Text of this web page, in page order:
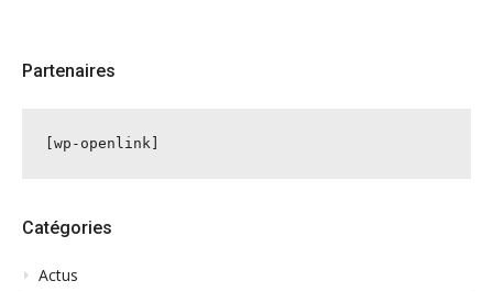
Partenaires
[wp-openlink]
Catégories
Actus